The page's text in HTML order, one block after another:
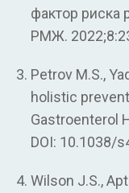
фактор
РМЖ.
Petrov M.S.,
holistic
Gastroenterol
DOI: 10.1038/
Wilson J.S.,